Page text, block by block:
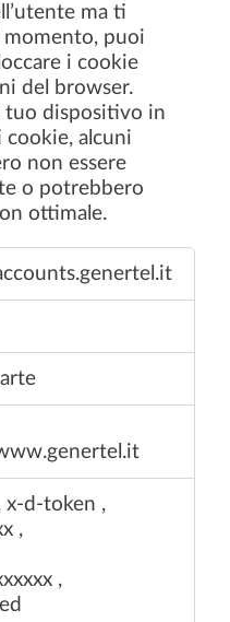
ma ti
puoi
i cookie
del browser.
tuo dispositivo in
alcuni
non essere
o potrebbero
ottimale.
x-d-token ,
,
,